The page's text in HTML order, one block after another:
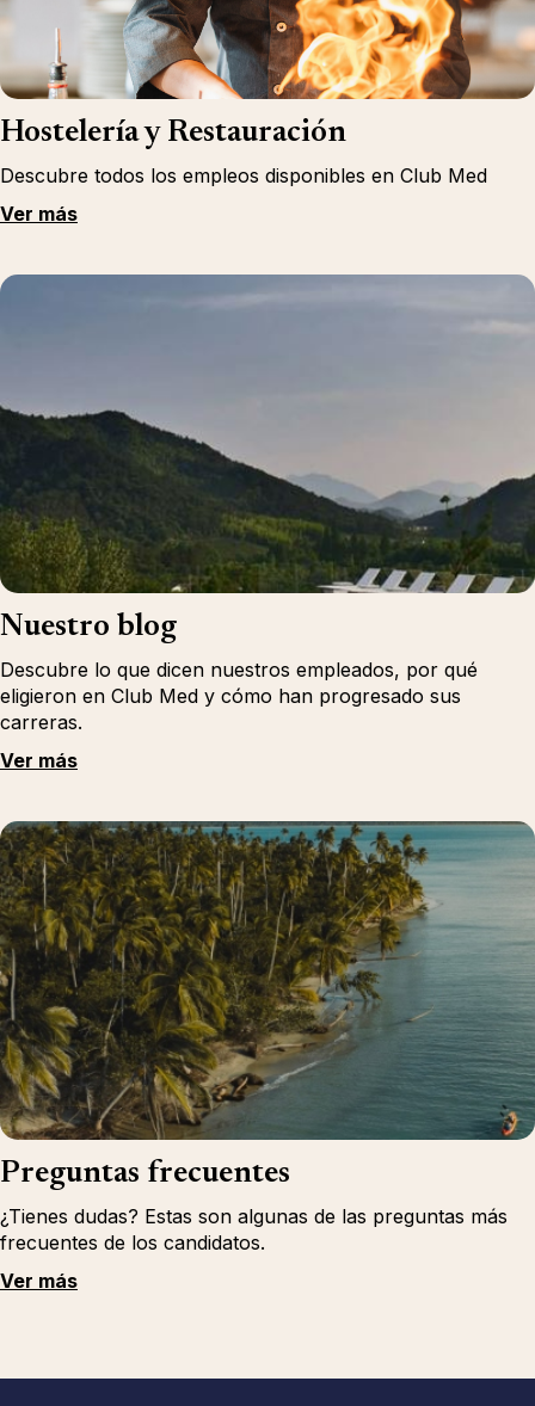
Hostelería y Restauración
Descubre todos los empleos disponibles en Club Med
Ver más
Nuestro blog
Descubre lo que dicen nuestros empleados, por qué
eligieron en Club Med y cómo han progresado sus
carreras.
Ver más
Preguntas frecuentes
¿Tienes dudas? Estas son algunas de las preguntas más
frecuentes de los candidatos.
Ver más